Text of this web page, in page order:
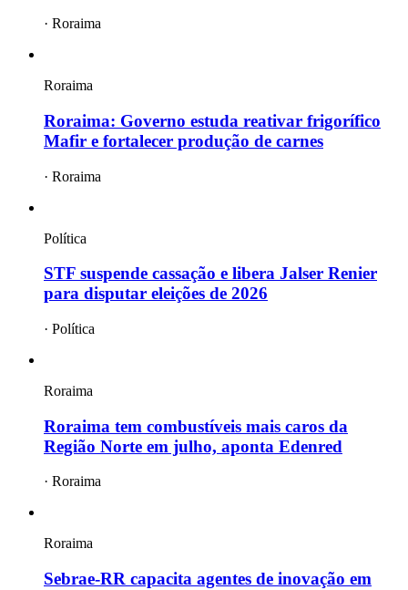
· Roraima
Roraima
Roraima: Governo estuda reativar frigorífico
Mafir e fortalecer produção de carnes
· Roraima
Política
STF suspende cassação e libera Jalser Renier
para disputar eleições de 2026
· Política
Roraima
Roraima tem combustíveis mais caros da
Região Norte em julho, aponta Edenred
· Roraima
Roraima
Sebrae-RR capacita agentes de inovação em